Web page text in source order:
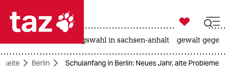
 taz zahl ich
taz zahl ich

taz zahl ich
landtagswahl in sachsen-anhalt gewalt
Berlin Schulanfang in Berlin: Neues Jahr, alte Probleme